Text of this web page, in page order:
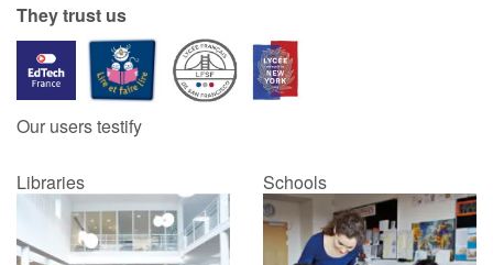
They trust us
Our users testify
Libraries Schools